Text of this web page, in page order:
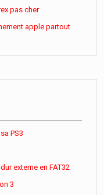
pas cher
apple partout
PS3
externe en FAT32
3